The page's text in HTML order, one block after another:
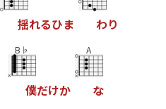
揺れるひま わり
B♭
僕だけか
A
な